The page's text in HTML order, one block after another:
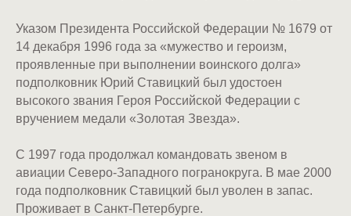
Указом Президента Российской Федерации № 1679 от
14 декабря 1996 года за «мужество и героизм,
проявленные при выполнении воинского долга»
подполковник Юрий Ставицкий был удостоен
высокого звания Героя Российской Федерации с
вручением медали «Золотая Звезда».
С 1997 года продолжал командовать звеном в
авиации Северо-Западного погранокруга. В мае 2000
года подполковник Ставицкий был уволен в запас.
Проживает в Санкт-Петербурге.